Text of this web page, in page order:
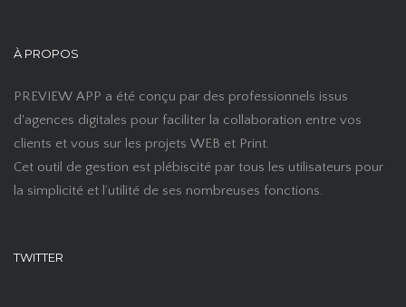
À PROPOS
PREVIEW APP a été conçu par des professionnels issus
d'agences digitales pour faciliter la collaboration entre vos
clients et vous sur les projets WEB et Print.
Cet outil de gestion est plébiscité par tous les utilisateurs pour
la simplicité et l’utilité de ses nombreuses fonctions.
TWITTER